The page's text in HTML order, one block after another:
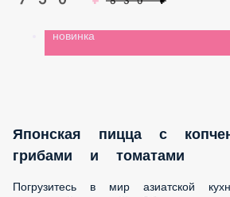
новинка
Японская пицца с
грибами и томатами
Погрузитесь в мир азиатской